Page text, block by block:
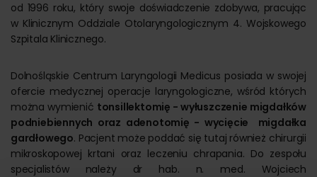
od 1996 roku, który swoje doświadczenie zdobywa, pracując
w Klinicznym Oddziale Otolaryngologicznym 4. Wojskowego
Szpitala Klinicznego.
Dolnośląskie Centrum Laryngologii Medicus posiada w swojej
ofercie medycznej operacje laryngologiczne, wśród których
można wymienić tonsillektomię - wyłuszczenie migdałków
podniebiennych oraz adenotomię - wycięcie migdałka
gardłowego. Pacjent może poddać się tutaj również chirurgii
mikroskopowej krtani oraz leczeniu chrapania. Do zespołu
specjalistów należy dr hab. n. med. Wojciech